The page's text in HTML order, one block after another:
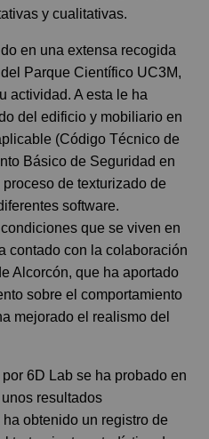
y cualitativas.
en una extensa recogida
Parque Científico UC3M,
actividad. A esta le ha
del edificio y mobiliario en
(Código Técnico de
Básico de Seguridad en
de texturizado de
software.
que se viven en
contado con la colaboración
Alcorcón, que ha aportado
sobre el comportamiento
mejorado el realismo del
6D Lab se ha probado en
resultados
obtenido un registro de